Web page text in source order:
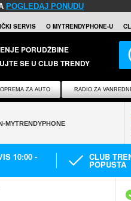
POGLEDAJ PONUDU
SERVIS O MYTRENDYPHONE-U
PORUDŽBINE
SE U CLUB TRENDY
OPREMA ZA AUTO RADIO ZA
10:00 - CLUB
POPUSTA